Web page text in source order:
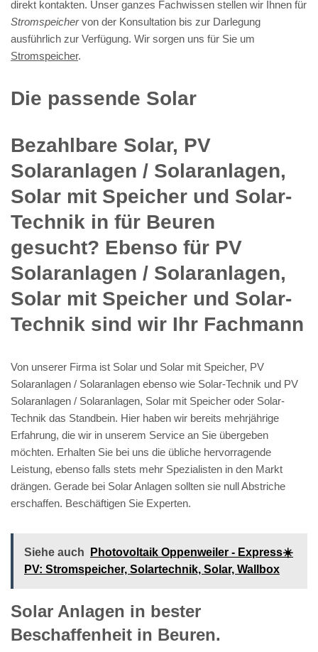
direkt kontakten. Unser ganzes Fachwissen stellen wir Ihnen für
Stromspeichervon der Konsultation bis zur Darlegung
ausführlich zur Verfügung. Wir sorgen uns für Sie um
Stromspeicher.
Die passende Solar
Bezahlbare Solar, PV
Solaranlagen / Solaranlagen,
Solar mit Speicher und Solar-
Technik in für Beuren
gesucht? Ebenso für PV
Solaranlagen / Solaranlagen,
Solar mit Speicher und Solar-
Technik sind wir Ihr Fachmann
Von unserer Firma ist Solar und Solar mit Speicher, PV
Solaranlagen / Solaranlagen ebenso wie Solar-Technik und PV
Solaranlagen / Solaranlagen, Solar mit Speicher oder Solar-
Technik das Standbein. Hier haben wir bereits mehrjährige
Erfahrung, die wir in unserem Service an Sie übergeben
möchten. Erhalten Sie bei uns die übliche hervorragende
Leistung, ebenso falls stets mehr Spezialisten in den Markt
drängen. Gerade bei Solar Anlagen sollten sie null Abstriche
erschaffen. Beschäftigen Sie Experten.
Siehe auch
Photovoltaik Oppenweiler - Express☀️
PV️: Stromspeicher, Solartechnik, Solar, Wallbox
Solar Anlagen in bester
Beschaffenheit in Beuren.